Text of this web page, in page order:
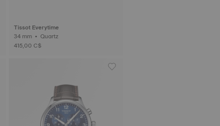
Tissot Everytime
34 mm • Quartz
415,00 C$